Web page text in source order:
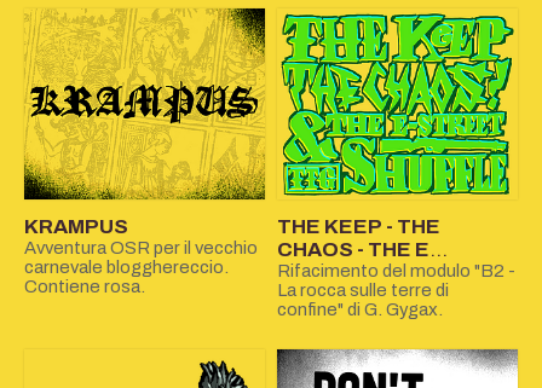
KRAMPUS
Avventura OSR per il vecchio
carnevale blogghereccio.
Contiene rosa.
THE KEEP - THE
CHAOS - THE E
STREET SHUFFLE
Rifacimento del modulo "B2 -
La rocca sulle terre di
confine" di G. Gygax.